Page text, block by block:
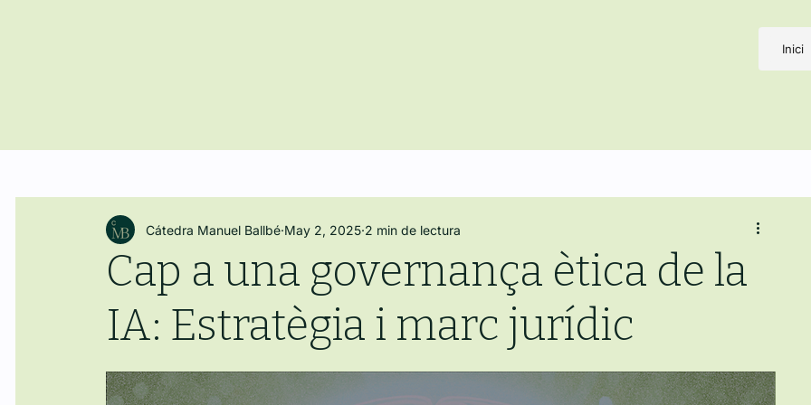
Inici
Cap a una governança ètica de la
IA: Estratègia i marc jurídic
Cátedra Manuel Ballbé May 2, 2025 2 min de lectura